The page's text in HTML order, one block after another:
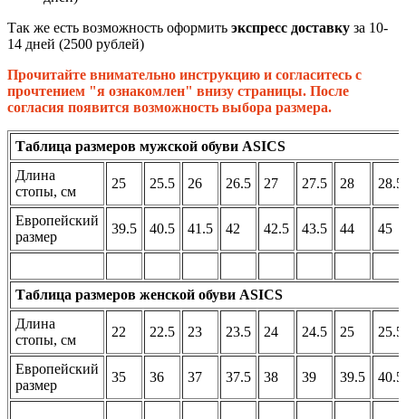
Так же есть возможность оформить экспресс доставку за 10-
14 дней (2500 рублей)
Прочитайте внимательно инструкцию и согласитесь с
прочтением "я ознакомлен" внизу страницы. После
согласия появится возможность выбора размера.
Таблица размеров мужской обуви ASICS
Длина
стопы, см
25 25.5 26 26.5 27 27.5 28 28.5
Европейский
размер
39.5 40.5 41.5 42 42.5 43.5 44 45
Таблица размеров женской обуви ASICS
Длина
стопы, см
22 22.5 23 23.5 24 24.5 25 25.5
Европейский
размер
35 36 37 37.5 38 39 39.5 40.5